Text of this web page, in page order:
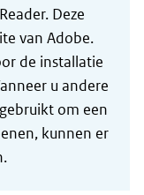
Deze
van Adobe.
de installatie
u andere
om een
kunnen er